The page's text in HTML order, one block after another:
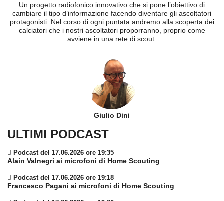
Un progetto radiofonico innovativo che si pone l’obiettivo di
cambiare il tipo d’informazione facendo diventare gli ascoltatori
protagonisti. Nel corso di ogni puntata andremo alla scoperta dei
calciatori che i nostri ascoltatori proporranno, proprio come
avviene in una rete di scout.
Giulio Dini
ULTIMI PODCAST
Podcast del 17.06.2026 ore 19:35
Alain Valnegri ai microfoni di Home Scouting
Podcast del 17.06.2026 ore 19:18
Francesco Pagani ai microfoni di Home Scouting